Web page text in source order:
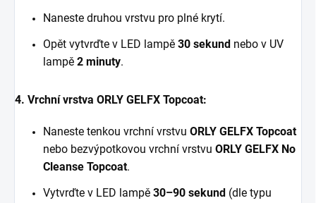
Naneste druhou vrstvu pro plné krytí.
Opět vytvrďte v LED lampě 30 sekund nebo v UV
lampě 2 minuty.
4. Vrchní vrstva ORLY GELFX Topcoat:
Naneste tenkou vrchní vrstvu ORLY GELFX Topcoat
nebo bezvýpotkovou vrchní vrstvu ORLY GELFX No
Cleanse Topcoat.
Vytvrďte v LED lampě 30–90 sekund (dle typu